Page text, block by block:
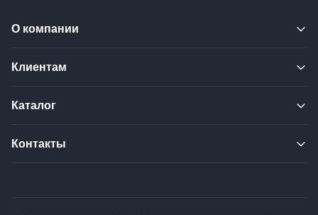
О компании
Клиентам
Каталог
Контакты